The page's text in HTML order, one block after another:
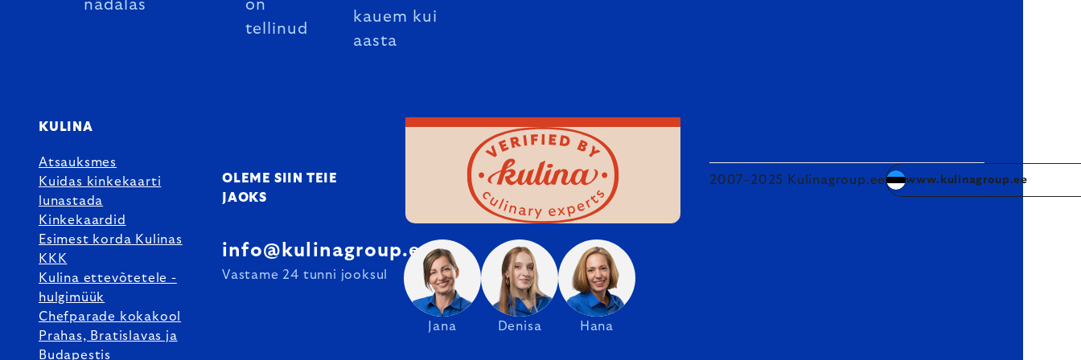
nädalas
on
tellinud
kauem kui
aasta
KULINA
Atsauksmes
Kuidas kinkekaarti
lunastada
Kinkekaardid
Esimest korda Kulinas
KKK
Kulina ettevõtetele -
hulgimüük
Chefparade kokakool
Prahas, Bratislavas ja
Budapestis
OLEME SIIN TEIE
JAOKS
Jana Denisa Hana
info@kulinagroup.ee
Vastame 24 tunni jooksul
2007–2025 Kulinagroup.ee www.kulinagroup.ee